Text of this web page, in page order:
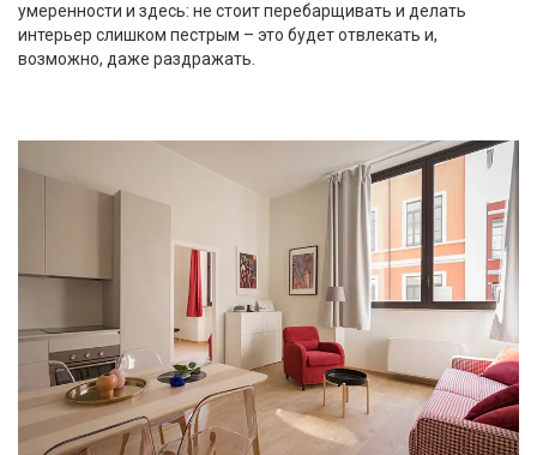
умеренности и здесь: не стоит перебарщивать и делать
интерьер слишком пестрым – это будет отвлекать и,
возможно, даже раздражать.